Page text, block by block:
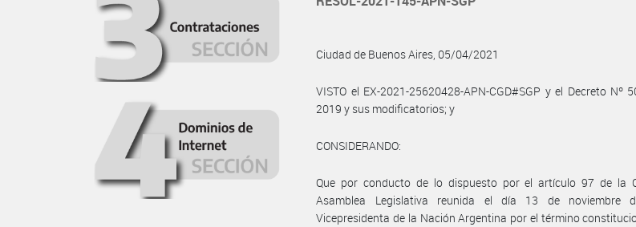
Ciudad de Buenos Aires, 05/04/2021
VISTO el EX-2021-25620428-APN-CGD#SGP y el Decreto Nº
2019 y sus modificatorios; y
CONSIDERANDO:
Que por conducto de lo dispuesto por el artículo 97 de la
Asamblea Legislativa reunida el día 13 de noviembre
Vicepresidenta de la Nación Argentina por el término